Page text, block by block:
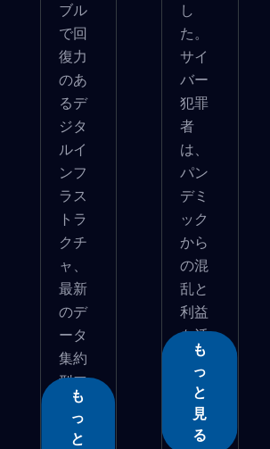
ブル
で回
復力
のあ
るデ
ジタ
ルイ
ンフ
ラス
トラ
クチ
ャ、
最新
のデ
ータ
集約
型ア
プ...
も
っ
と
し
た。
サイ
バー
犯罪
者
は、
パン
デミ
ック
から
の混
乱と
利益
を活
用�...
も
っ
と
見
る